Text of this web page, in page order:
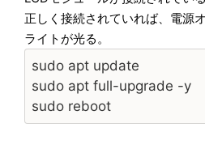
正しく接続されていれば、電源
ライトが光る。
sudo apt update
sudo apt full-upgrade -y
sudo reboot